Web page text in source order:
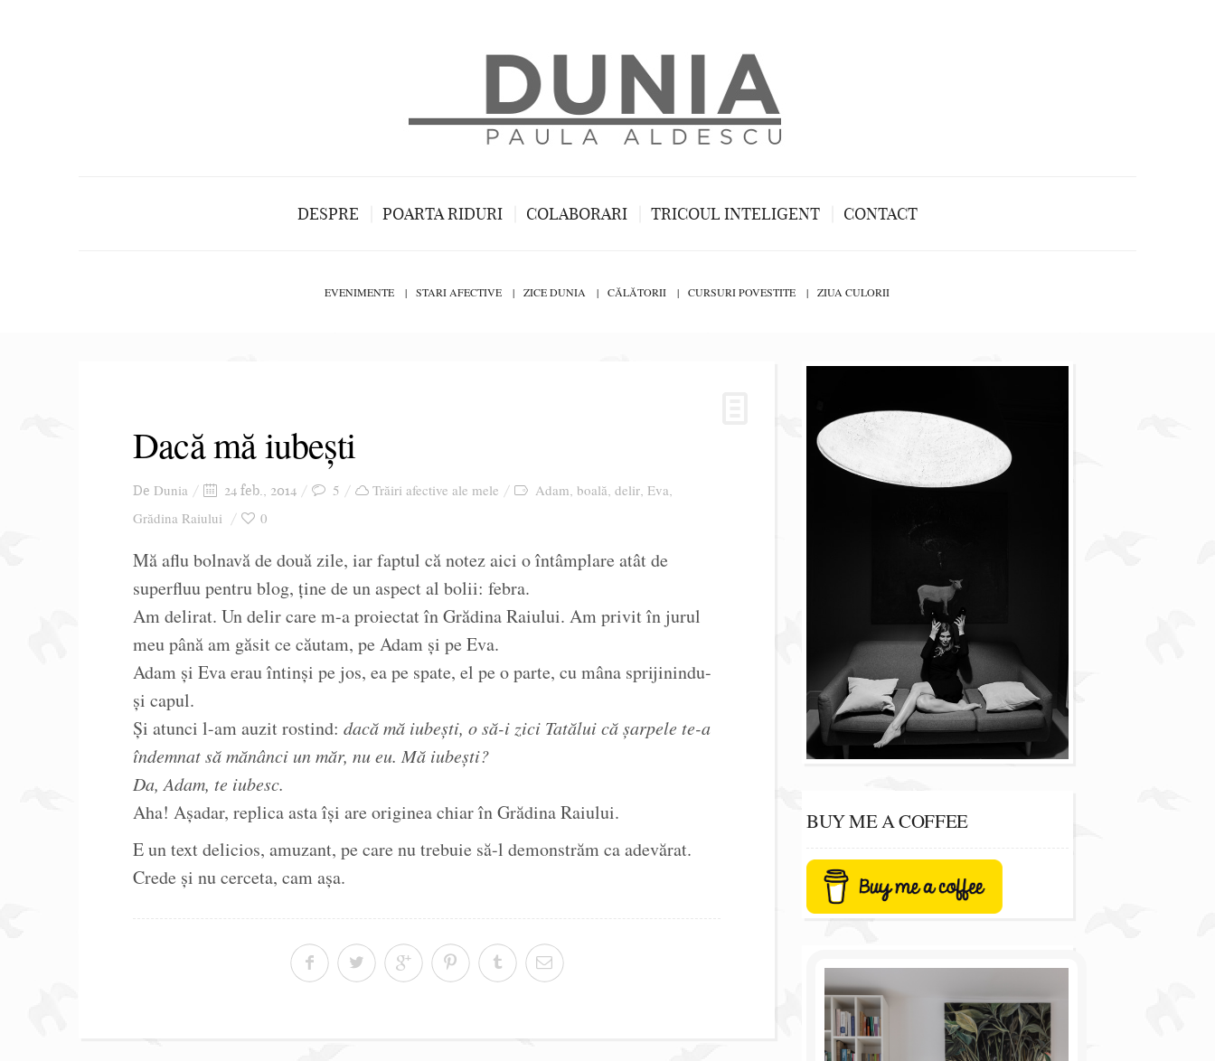
DESPRE POARTA RIDURI COLABORARI TRICOUL INTELIGENT CONTACT
EVENIMENTE STARI AFECTIVE ZICE DUNIA CĂLĂTORII CURSURI POVESTITE ZIUA CULORII
Dacă mă iubești
De Dunia 24 feb., 2014 5 Trăiri afective ale mele Adam, boală, delir, Eva,
Grădina Raiului 0
Mă aflu bolnavă de două zile, iar faptul că notez aici o întâmplare atât de
superfluu pentru blog, ține de un aspect al bolii: febra.
Am delirat. Un delir care m-a proiectat în Grădina Raiului. Am privit în jurul
meu până am găsit ce căutam, pe Adam și pe Eva.
Adam și Eva erau întinși pe jos, ea pe spate, el pe o parte, cu mâna sprijinindu-
și capul.
Și atunci l-am auzit rostind: dacă mă iubești, o să-i zici Tatălui că șarpele te-a
îndemnat să mănânci un măr, nu eu. Mă iubești?
Da, Adam, te iubesc.
Aha! Așadar, replica asta își are originea chiar în Grădina Raiului.
E un text delicios, amuzant, pe care nu trebuie să-l demonstrăm ca adevărat.
Crede și nu cerceta, cam așa.
BUY ME A COFFEE